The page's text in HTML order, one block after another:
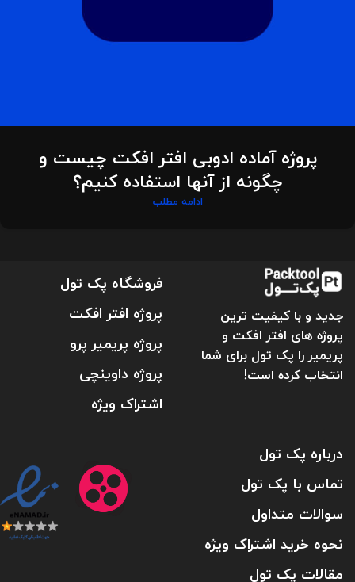
پروژه آماده ادوبی افتر افکت چیست و
چگونه از آنها استفاده کنیم؟
ادامه مطلب
جدید و با کیفیت ترین
پروژه های افتر افکت و
پریمیر را پک تول برای شما
انتخاب کرده است!
فروشگاه پک تول
پروژه افتر افکت
پروژه پریمیر پرو
پروژه داوینچی
اشتراک ویژه
درباره پک تول
تماس با پک تول
سوالات متداول
نحوه خرید اشتراک ویژه
مقالات پک تول